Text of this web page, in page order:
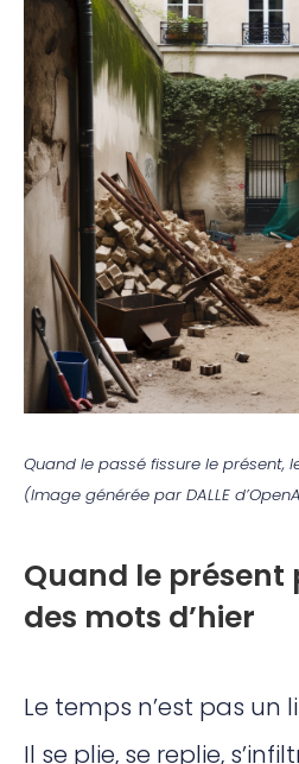
Quand le passé fissure le présent,
(Image générée par DALLE
Quand le présent
des mots d’hier
Le temps n’est pas un
Il se plie, se replie,